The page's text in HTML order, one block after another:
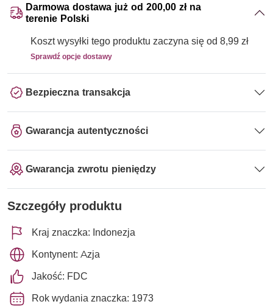
Darmowa dostawa już od 200,00 zł na
terenie Polski
Koszt wysyłki tego produktu zaczyna się od 8,99 zł
Sprawdź opcje dostawy
Bezpieczna transakcja
Gwarancja autentyczności
Gwarancja zwrotu pieniędzy
Szczegóły produktu
Kraj znaczka: Indonezja
Kontynent: Azja
Jakość: FDC
Rok wydania znaczka: 1973